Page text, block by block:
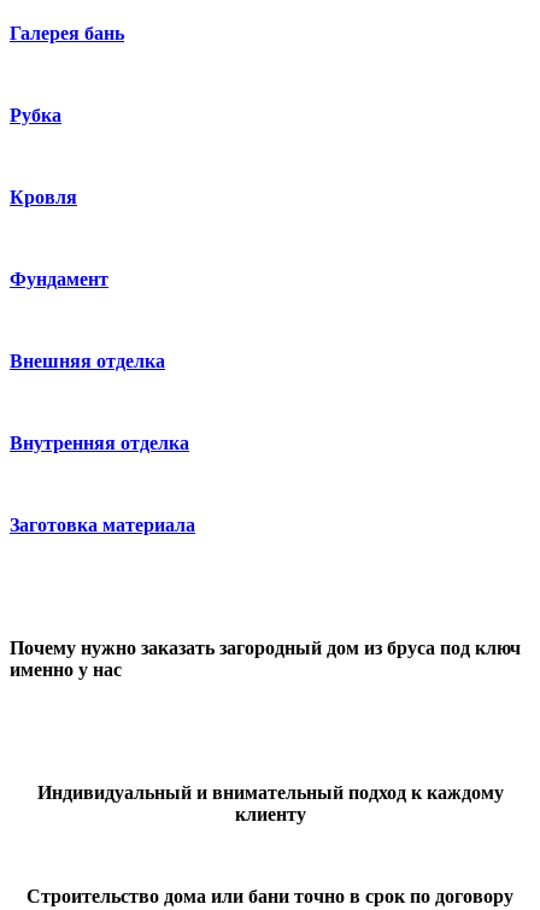
Галерея бань
Рубка
Кровля
Фундамент
Внешняя отделка
Внутренняя отделка
Заготовка материала
Почему нужно заказать загородный дом из бруса под ключ
именно у нас
Индивидуальный и внимательный подход к каждому
клиенту
Строительство дома или бани точно в срок по договору